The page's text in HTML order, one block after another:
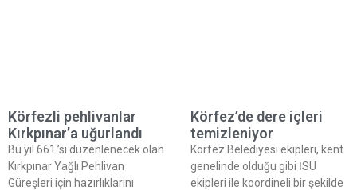
Körfezli pehlivanlar
Kırkpınar’a uğurlandı
Bu yıl 661.’si düzenlenecek olan
Kırkpınar Yağlı Pehlivan
Güreşleri için hazırlıklarını
Körfez’de dere içleri
temizleniyor
Körfez Belediyesi ekipleri, kent
genelinde olduğu gibi İSU
ekipleri ile koordineli bir şekilde